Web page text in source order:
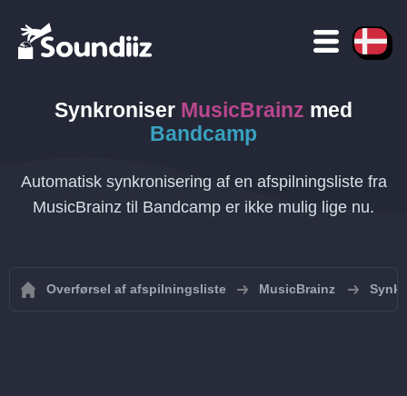
Synkroniser MusicBrainz med
Bandcamp
Automatisk synkronisering af en afspilningsliste fra
MusicBrainz til Bandcamp er ikke mulig lige nu.
Overførsel af afspilningsliste MusicBrainz